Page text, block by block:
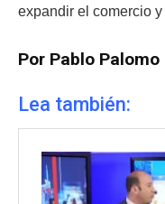
expandir el comercio
Por Pablo Palomo
Lea también: